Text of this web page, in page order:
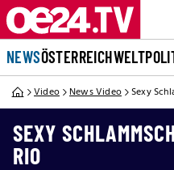
NEWSÖSTERREICHWELT
Video News Video Sexy
SEXY
RIO